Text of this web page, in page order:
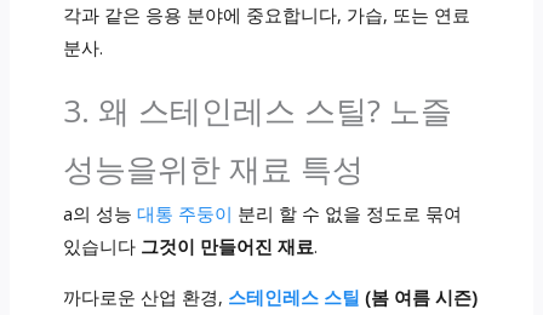
각과 같은 응용 분야에 중요합니다, 가습, 또는 연료
분사.
3. 왜 스테인레스 스틸? 노즐
성능을위한 재료 특성
a의 성능 대통 주둥이 분리 할 수 없을 정도로 묶여
있습니다 그것이 만들어진 재료.
까다로운 산업 환경, 스테인레스 스틸 (봄 여름 시즌)